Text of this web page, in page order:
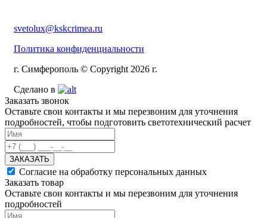
svetolux@kskcrimea.ru
Политика конфиденциальности
г. Симферополь © Copyright 2026 г.
Сделано в
Заказать звонок
Оставьте свои контакты и мы перезвоним для уточнения
подробностей, чтобы подготовить светотехнический расчет
ЗАКАЗАТЬ
Согласие на обработку персональных данных
Заказать товар
Оставьте свои контакты и мы перезвоним для уточнения
подробностей